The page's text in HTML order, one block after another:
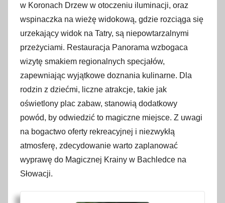
w Koronach Drzew w otoczeniu iluminacji, oraz
wspinaczka na wieżę widokową, gdzie rozciąga się
urzekający widok na Tatry, są niepowtarzalnymi
przeżyciami. Restauracja Panorama wzbogaca
wizytę smakiem regionalnych specjałów,
zapewniając wyjątkowe doznania kulinarne. Dla
rodzin z dziećmi, liczne atrakcje, takie jak
oświetlony plac zabaw, stanowią dodatkowy
powód, by odwiedzić to magiczne miejsce. Z uwagi
na bogactwo oferty rekreacyjnej i niezwykłą
atmosferę, zdecydowanie warto zaplanować
wyprawę do Magicznej Krainy w Bachledce na
Słowacji.